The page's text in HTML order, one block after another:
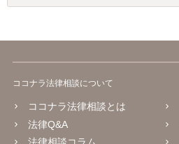
ココナラ法律相談について
ココナラ法律相談とは
法律Q&A